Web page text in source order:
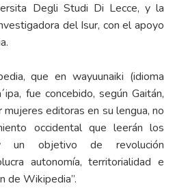
Degli Studi Di Lecce, y la
del Isur, con el apoyo
que en wayuunaiki (idioma
fue concebido, según Gaitán,
editoras en su lengua, no
occidental que leerán los
un objetivo de revolución
autonomía, territorialidad e
de Wikipedia”.